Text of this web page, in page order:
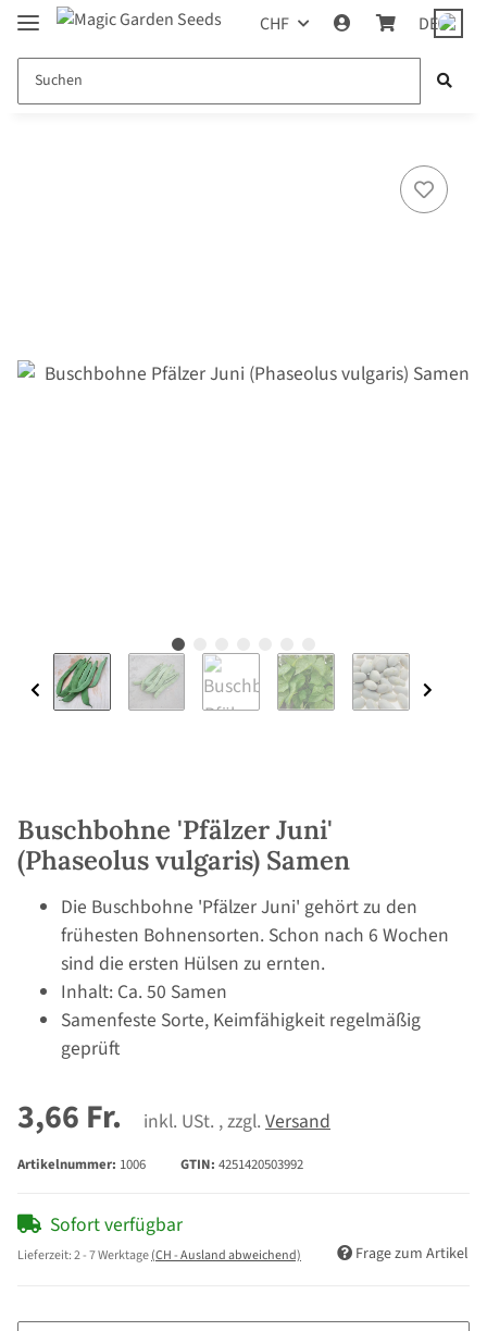
CHF DE
Buschbohne 'Pfälzer Juni'
(Phaseolus vulgaris) Samen
Die Buschbohne 'Pfälzer Juni' gehört zu den
frühesten Bohnensorten. Schon nach 6 Wochen
sind die ersten Hülsen zu ernten.
Inhalt: Ca. 50 Samen
Samenfeste Sorte, Keimfähigkeit regelmäßig
geprüft
3,66 Fr. inkl. USt. , zzgl. Versand
Artikelnummer: 1006 GTIN: 4251420503992
Sofort verfügbar
Lieferzeit:2 - 7 Werktage(CH - Ausland abweichend) Frage zum Artikel